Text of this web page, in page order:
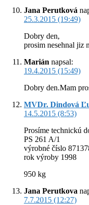
Jana Perutková
25.3.2015 (19:49)
Dobry den,
prosim nesehnal jiz
Marián napsal:
19.4.2015 (15:49)
Dobry den.Mam
MVDr. Dindová
14.5.2015 (8:53)
Prosíme technickú
PS 261 A/1
výrobné číslo
rok výroby 1998
950 kg
Jana Perutkova
7.7.2015 (12:27)